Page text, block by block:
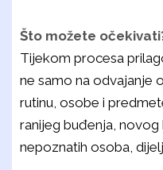
Što možete
Tijekom procesa
ne samo na odvajanje
rutinu, osobe i
ranijeg buđenja,
nepoznatih osoba,